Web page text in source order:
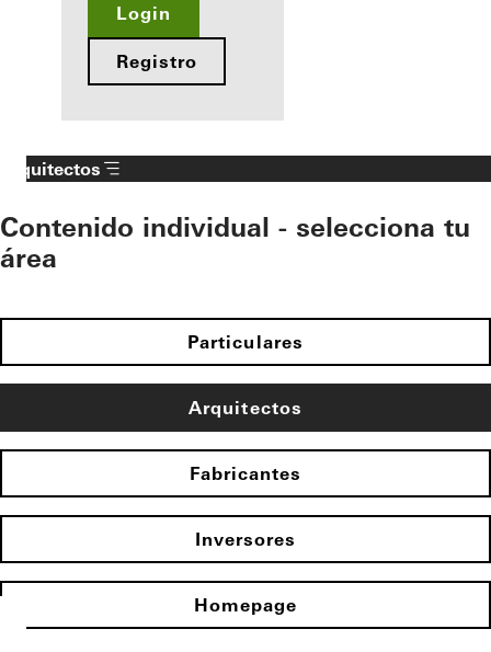
Login
Registro
Arquitectos
Contenido individual - selecciona tu
área
Particulares
Arquitectos
Fabricantes
Inversores
Homepage